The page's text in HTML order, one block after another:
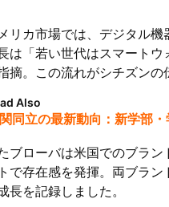
リカ市場では、デジタル
は「若い世代はスマート
摘。この流れがシチズンの
Also
同立の最新動向：新学部
ブローバは米国でのブラ
で存在感を発揮。両ブラ
長を記録しました。